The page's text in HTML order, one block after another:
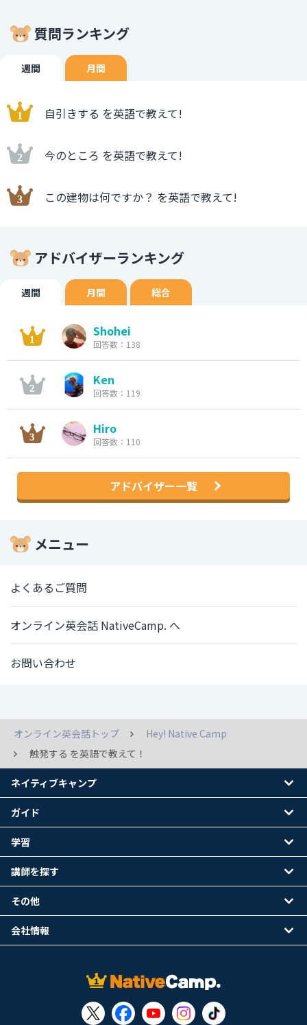
質問ランキング
週間 月間
自引きする を英語で教えて!
今のところ を英語で教えて!
この建物は何ですか？ を英語で教えて!
アドバイザーランキング
週間 月間 総合
Shohei
回答数：138
Ken
回答数：119
Hiro
回答数：110
アドバイザー一覧
メニュー
よくあるご質問
オンライン英会話 NativeCamp. へ
お問い合わせ
オンライン英会話トップ
Hey! Native Camp
触発する を英語で教えて！
ネイティブキャンプ
ガイド
学習
講師を探す
その他
会社情報